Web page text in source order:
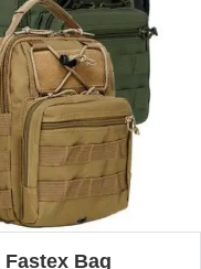
Bag